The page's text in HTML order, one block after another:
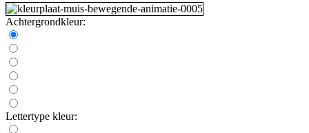
Achtergrondkleur:
Lettertype kleur: